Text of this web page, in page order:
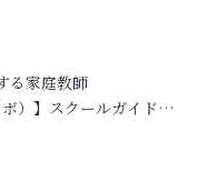
る家庭教師
）】スクールガイド…